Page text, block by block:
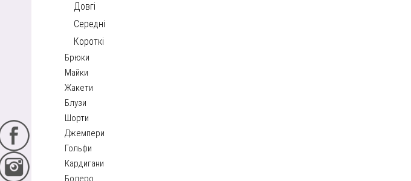
Довгі
Середні
Короткі
Брюки
Майки
Жакети
Блузи
Шорти
Джемпери
Гольфи
Кардигани
Болеро